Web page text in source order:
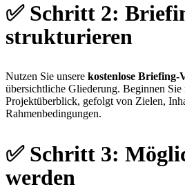
✅ Schritt 2:
strukturieren
Nutzen Sie unsere kostenlose Briefing-
übersichtliche Gliederung. Beginnen Sie
Projektüberblick, gefolgt von Zielen,
Rahmenbedingungen.
✅ Schritt 3:
werden